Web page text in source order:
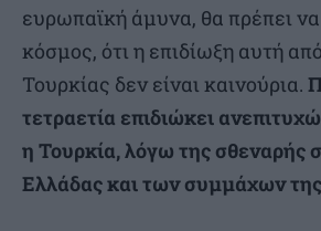
ευρωπαϊκή άμυνα, θα πρέπει
κόσμος, ότι η επιδίωξη αυτή
Τουρκίας δεν είναι καινούρια.
τετραετία επιδιώκει
η Τουρκία, λόγω της σθεναρής
Ελλάδας και των συμμάχων